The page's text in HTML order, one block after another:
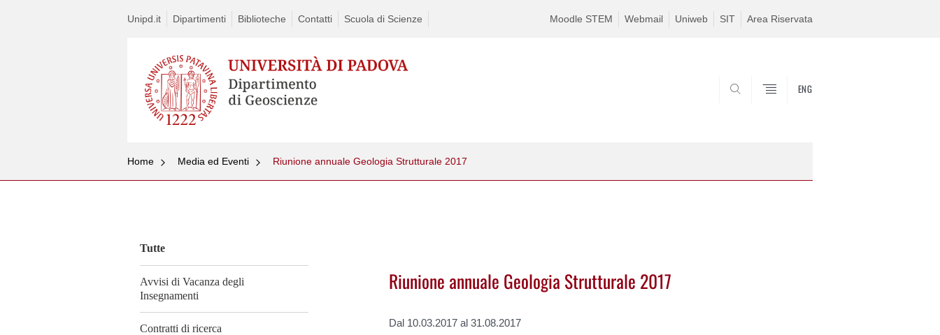
Unipd.it Dipartimenti Biblioteche Contatti Scuola di Scienze Moodle STEM Webmail Uniweb SIT Area Riservata
ENG
Home Media ed Eventi Riunione annuale Geologia Strutturale 2017
Tutte
Avvisi di Vacanza degli
Insegnamenti
Contratti di ricerca
Riunione annuale Geologia Strutturale 2017
Dal 10.03.2017 al 31.08.2017